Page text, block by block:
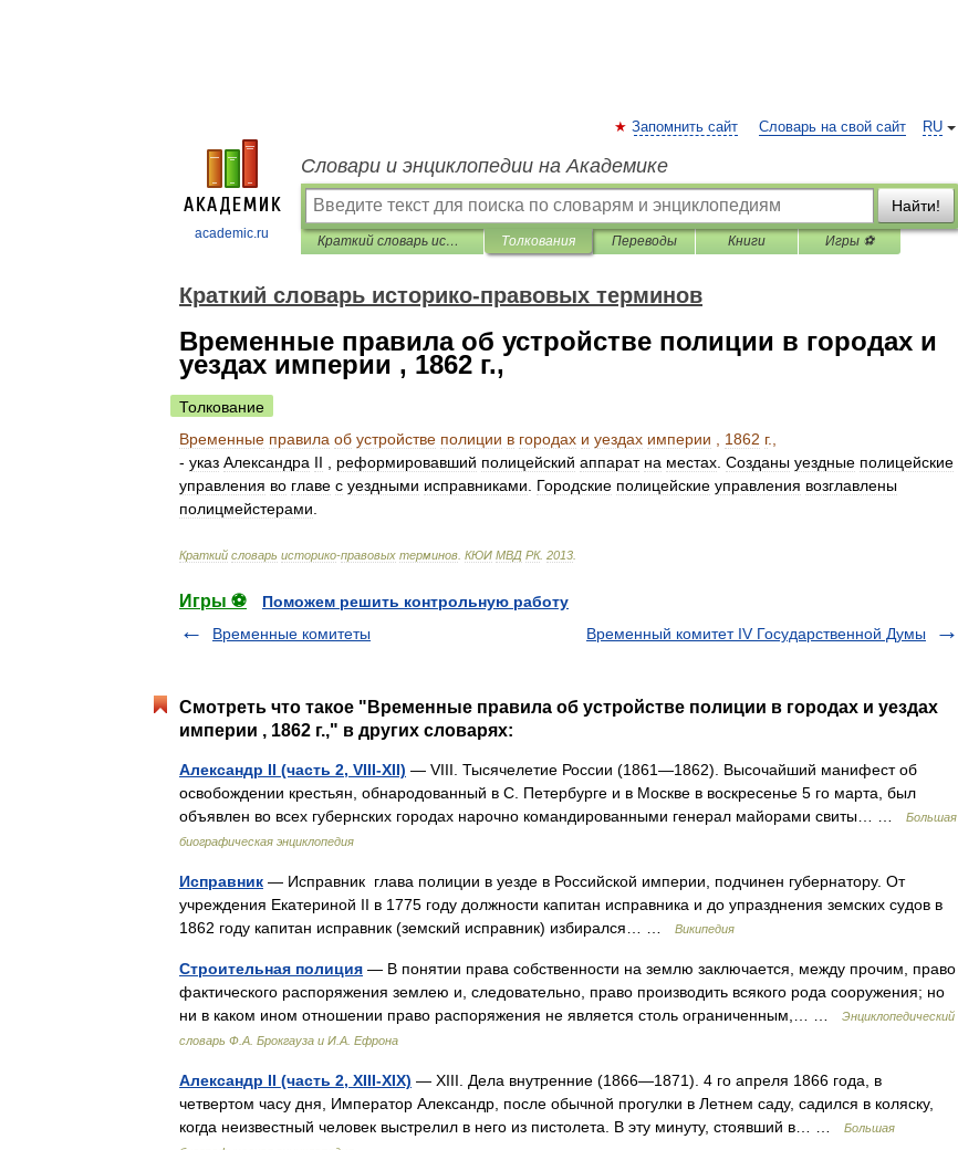
academic.ru
RU
Запомнить сайт Словарь на свой сайт
Словари и энциклопедии на Академике
Найти!
Краткий словарь историко-правовых терминов Толкования Переводы Книги Игры ⚽
Краткий словарь историко-правовых терминов
Временные правила об устройстве полиции в городах и
уездах империи , 1862 г.,
Толкование
Временные правила об устройстве полиции в городах и уездах империи 1862 г.,
- указ Александра II реформировавший полицейский аппарат на местах Созданы уездные полицейские
управления во главе с уездными исправниками Городские полицейские управления возглавлены
полицмейстерами
Краткий словарь историко-правовых терминов КЮИ МВД РК. 2013
Игры ⚽
Поможем решить контрольную работу
Временные комитеты
Временный комитет IV Государственной Думы
Смотреть что такое "Временные правила об устройстве полиции в городах и уездах
империи , 1862 г.," в других словарях:
Александр II (часть 2, VIII-XII) — VIII. Тысячелетие России (1861—1862). Высочайший манифест об
освобождении крестьян, обнародованный в С. Петербурге и в Москве в воскресенье 5 го марта, был
объявлен во всех губернских городах нарочно командированными генерал майорами свиты… …
Большая
биографическая энциклопедия
Исправник — Исправник глава полиции в уезде в Российской империи, подчинен губернатору. От
учреждения Екатериной II в 1775 году должности капитан исправника и до упразднения земских судов в
1862 году капитан исправник (земский исправник) избирался… …
Википедия
Строительная полиция — В понятии права собственности на землю заключается, между прочим, право
фактического распоряжения землею и, следовательно, право производить всякого рода сооружения; но
ни в каком ином отношении право распоряжения не является столь ограниченным,… …
Энциклопедический
словарь Ф.А. Брокгауза и И.А. Ефрона
Александр II (часть 2, XIII-XIX) — XIII. Дела внутренние (1866—1871). 4 го апреля 1866 года, в
четвертом часу дня, Император Александр, после обычной прогулки в Летнем саду, садился в коляску,
когда неизвестный человек выстрелил в него из пистолета. В эту минуту, стоявший в… …
Большая